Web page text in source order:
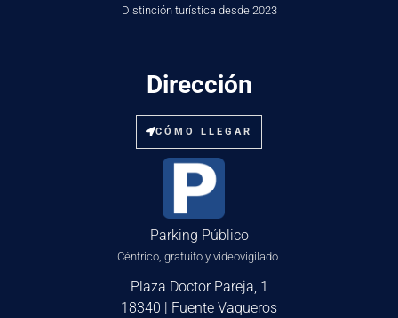
Distinción turística desde 2023
Dirección
CÓMO LLEGAR
Parking Público
Céntrico, gratuito y videovigilado.
Plaza Doctor Pareja, 1
18340 | Fuente Vaqueros